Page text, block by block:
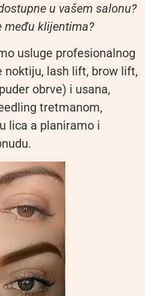
u vašem salonu?
među klijentima?
usluge profesionalnog
noktiju, lash lift, brow lift,
obrve) i usana,
tretmanom,
lica a planiramo i